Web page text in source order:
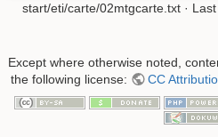
start/eti/carte/02mtgcarte.txt ·
Except where otherwise noted,
the following license:
CC